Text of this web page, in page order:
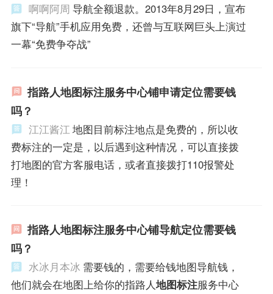
啊啊阿周 导航全额退款。2013年8月29日，宣布
旗下“导航”手机应用免费，还曾与互联网巨头上演过
一幕“免费争夺战”
指路人地图标注服务中心铺申请定位需要钱
吗？
江江酱江 地图目前标注地点是免费的，所以收
费标注的一定是，以后遇到这种情况，可以直接拨
打地图的官方客服电话，或者直接拨打110报警处
理！
指路人地图标注服务中心铺导航定位需要钱
吗？
水冰月本冰 需要钱的，需要给钱地图导航钱，
他们就会在地图上给你的指路人地图标注服务中心